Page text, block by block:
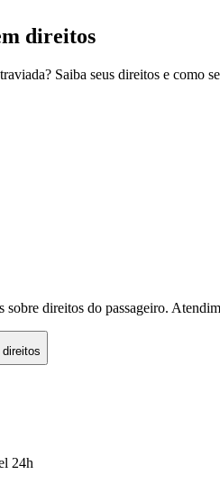
direitos
Saiba seus direitos e como
sobre direitos do passageiro.
24h